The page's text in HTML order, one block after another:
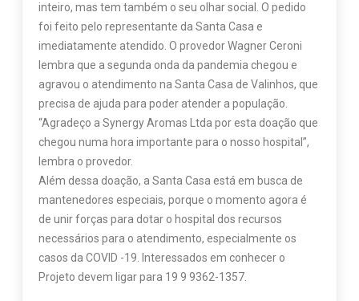
inteiro, mas tem também o seu olhar social. O pedido
foi feito pelo representante da Santa Casa e
imediatamente atendido. O provedor Wagner Ceroni
lembra que a segunda onda da pandemia chegou e
agravou o atendimento na Santa Casa de Valinhos, que
precisa de ajuda para poder atender a população.
“Agradeço a Synergy Aromas Ltda por esta doação que
chegou numa hora importante para o nosso hospital”,
lembra o provedor.
Além dessa doação, a Santa Casa está em busca de
mantenedores especiais, porque o momento agora é
de unir forças para dotar o hospital dos recursos
necessários para o atendimento, especialmente os
casos da COVID -19. Interessados em conhecer o
Projeto devem ligar para 19 9 9362-1357.